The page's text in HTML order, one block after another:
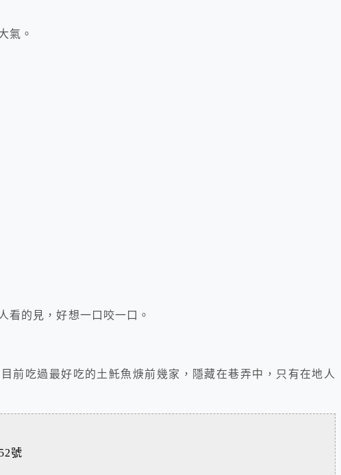
氣。
看的見，好想一口咬一口。
前吃過最好吃的土魠魚焿前幾家，隱藏在巷弄中 ，只有在地人
號